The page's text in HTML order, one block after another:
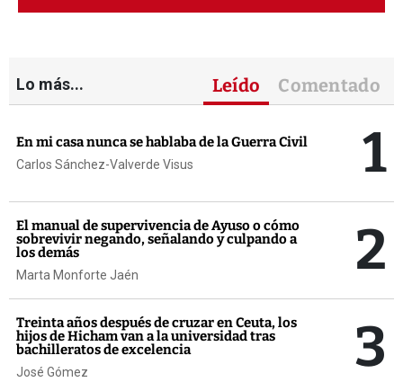
Lo más... Leído Comentado
En mi casa nunca se hablaba de la Guerra Civil
Carlos Sánchez-Valverde Visus 1
El manual de supervivencia de Ayuso o cómo
sobrevivir negando, señalando y culpando a
los demás
Marta Monforte Jaén 2
Treinta años después de cruzar en Ceuta, los
hijos de Hicham van a la universidad tras
bachilleratos de excelencia
José Gómez 3